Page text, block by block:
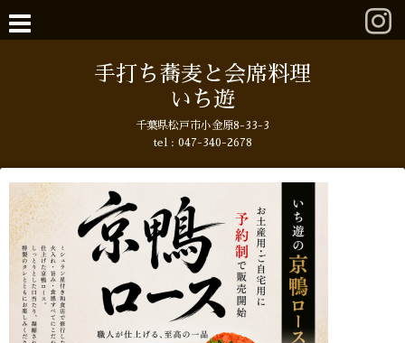
手打ち蕎麦と会席料理
いち遊
千葉県松戸市小金原8-33-3
tel : 047-340-2678